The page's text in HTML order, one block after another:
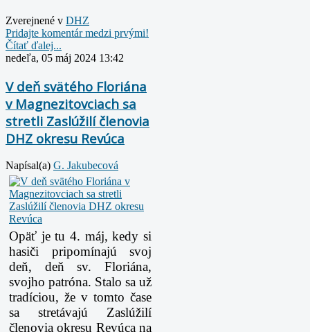
Zverejnené v DHZ
Pridajte komentár medzi prvými!
Čítať ďalej...
nedeľa, 05 máj 2024 13:42
V deň svätého Floriána
v Magnezitovciach sa
stretli Zaslúžilí členovia
DHZ okresu Revúca
Napísal(a) G. Jakubecová
Opäť je tu 4. máj, kedy si
hasiči pripomínajú svoj
deň, deň sv. Floriána,
svojho patróna. Stalo sa už
tradíciou, že v tomto čase
sa stretávajú Zaslúžilí
členovia okresu Revúca na